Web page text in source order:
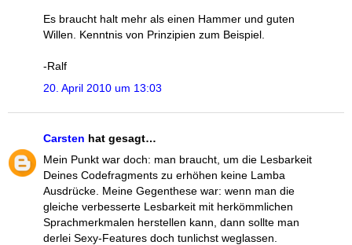
Es braucht halt mehr als einen Hammer und guten
Willen. Kenntnis von Prinzipien zum Beispiel.
-Ralf
20. April 2010 um 13:03
Carsten hat gesagt…
Mein Punkt war doch: man braucht, um die Lesbarkeit
Deines Codefragments zu erhöhen keine Lamba
Ausdrücke. Meine Gegenthese war: wenn man die
gleiche verbesserte Lesbarkeit mit herkömmlichen
Sprachmerkmalen herstellen kann, dann sollte man
derlei Sexy-Features doch tunlichst weglassen.